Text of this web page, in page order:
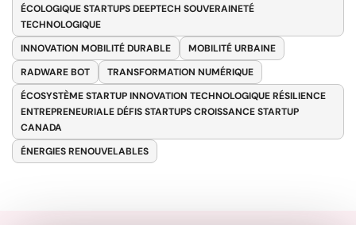
ÉCOLOGIQUE STARTUPS DEEPTECH SOUVERAINETÉ
TECHNOLOGIQUE
INNOVATION MOBILITÉ DURABLE
MOBILITÉ URBAINE
RADWARE BOT
TRANSFORMATION NUMÉRIQUE
ÉCOSYSTÈME STARTUP INNOVATION TECHNOLOGIQUE RÉSILIENCE
ENTREPRENEURIALE DÉFIS STARTUPS CROISSANCE STARTUP
CANADA
ÉNERGIES RENOUVELABLES